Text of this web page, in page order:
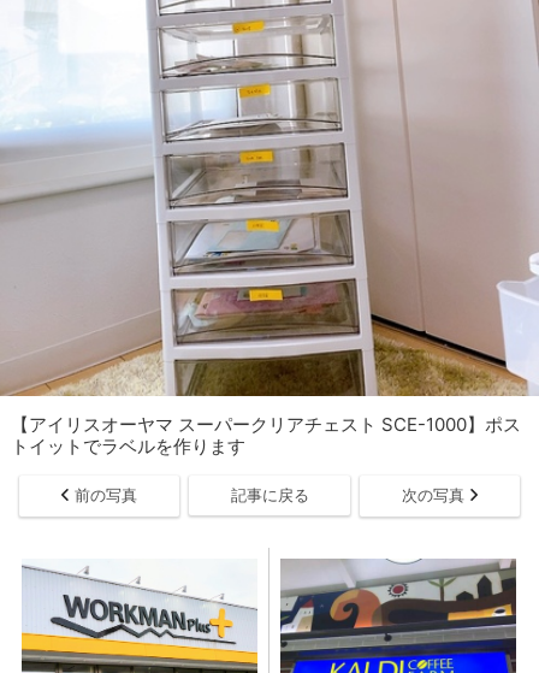
【アイリスオーヤマ スーパークリアチェスト SCE-1000】ポス
トイットでラベルを作ります
前の写真 記事に戻る 次の写真